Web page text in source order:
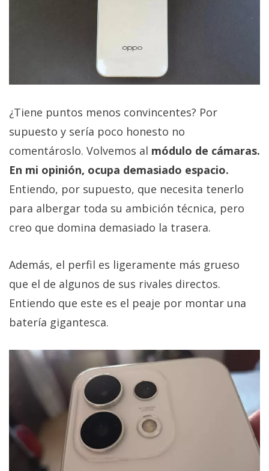
¿Tiene puntos menos convincentes? Por
supuesto y sería poco honesto no
comentároslo. Volvemos al módulo de cámaras.
En mi opinión, ocupa demasiado espacio.
Entiendo, por supuesto, que necesita tenerlo
para albergar toda su ambición técnica, pero
creo que domina demasiado la trasera.
Además, el perfil es ligeramente más grueso
que el de algunos de sus rivales directos.
Entiendo que este es el peaje por montar una
batería gigantesca.